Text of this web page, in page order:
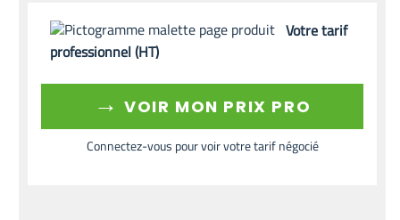
Votre tarif
professionnel (HT)
→ VOIR MON PRIX PRO
Connectez-vous pour voir votre tarif négocié